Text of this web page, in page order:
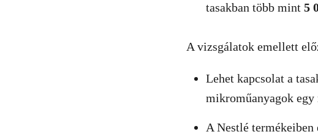
tasakban több mint 5
A vizsgálatok emellett
Lehet kapcsolat a
mikroműanyagok egy
A Nestlé